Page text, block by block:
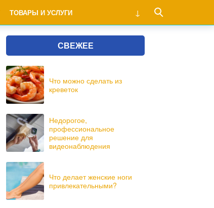
ТОВАРЫ И УСЛУГИ
СВЕЖЕЕ
Что можно сделать из
креветок
Недорогое,
профессиональное
решение для
видеонаблюдения
Что делает женские ноги
привлекательными?